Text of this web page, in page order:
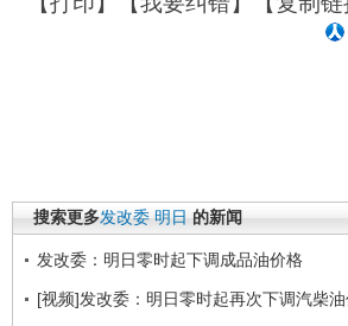
搜索更多发改委 明日 的新闻
发改委：明日零时起下调成品油价格
[视频]发改委：明日零时起再次下调汽柴